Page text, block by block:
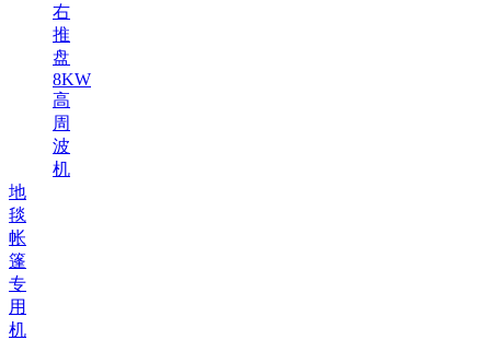
右
推
盘
8KW
高
周
波
机
地
毯
帐
篷
专
用
机